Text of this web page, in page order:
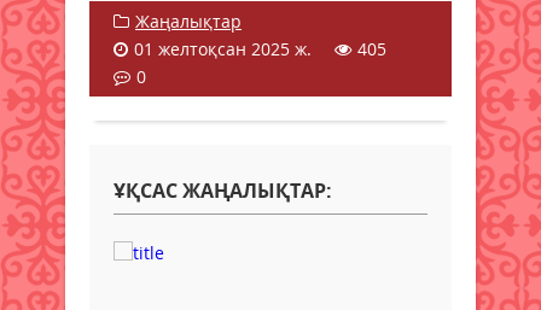
Жаңалықтар
01 желтоқсан 2025 ж.
405
0
ҰҚСАС ЖАҢАЛЫҚТАР: